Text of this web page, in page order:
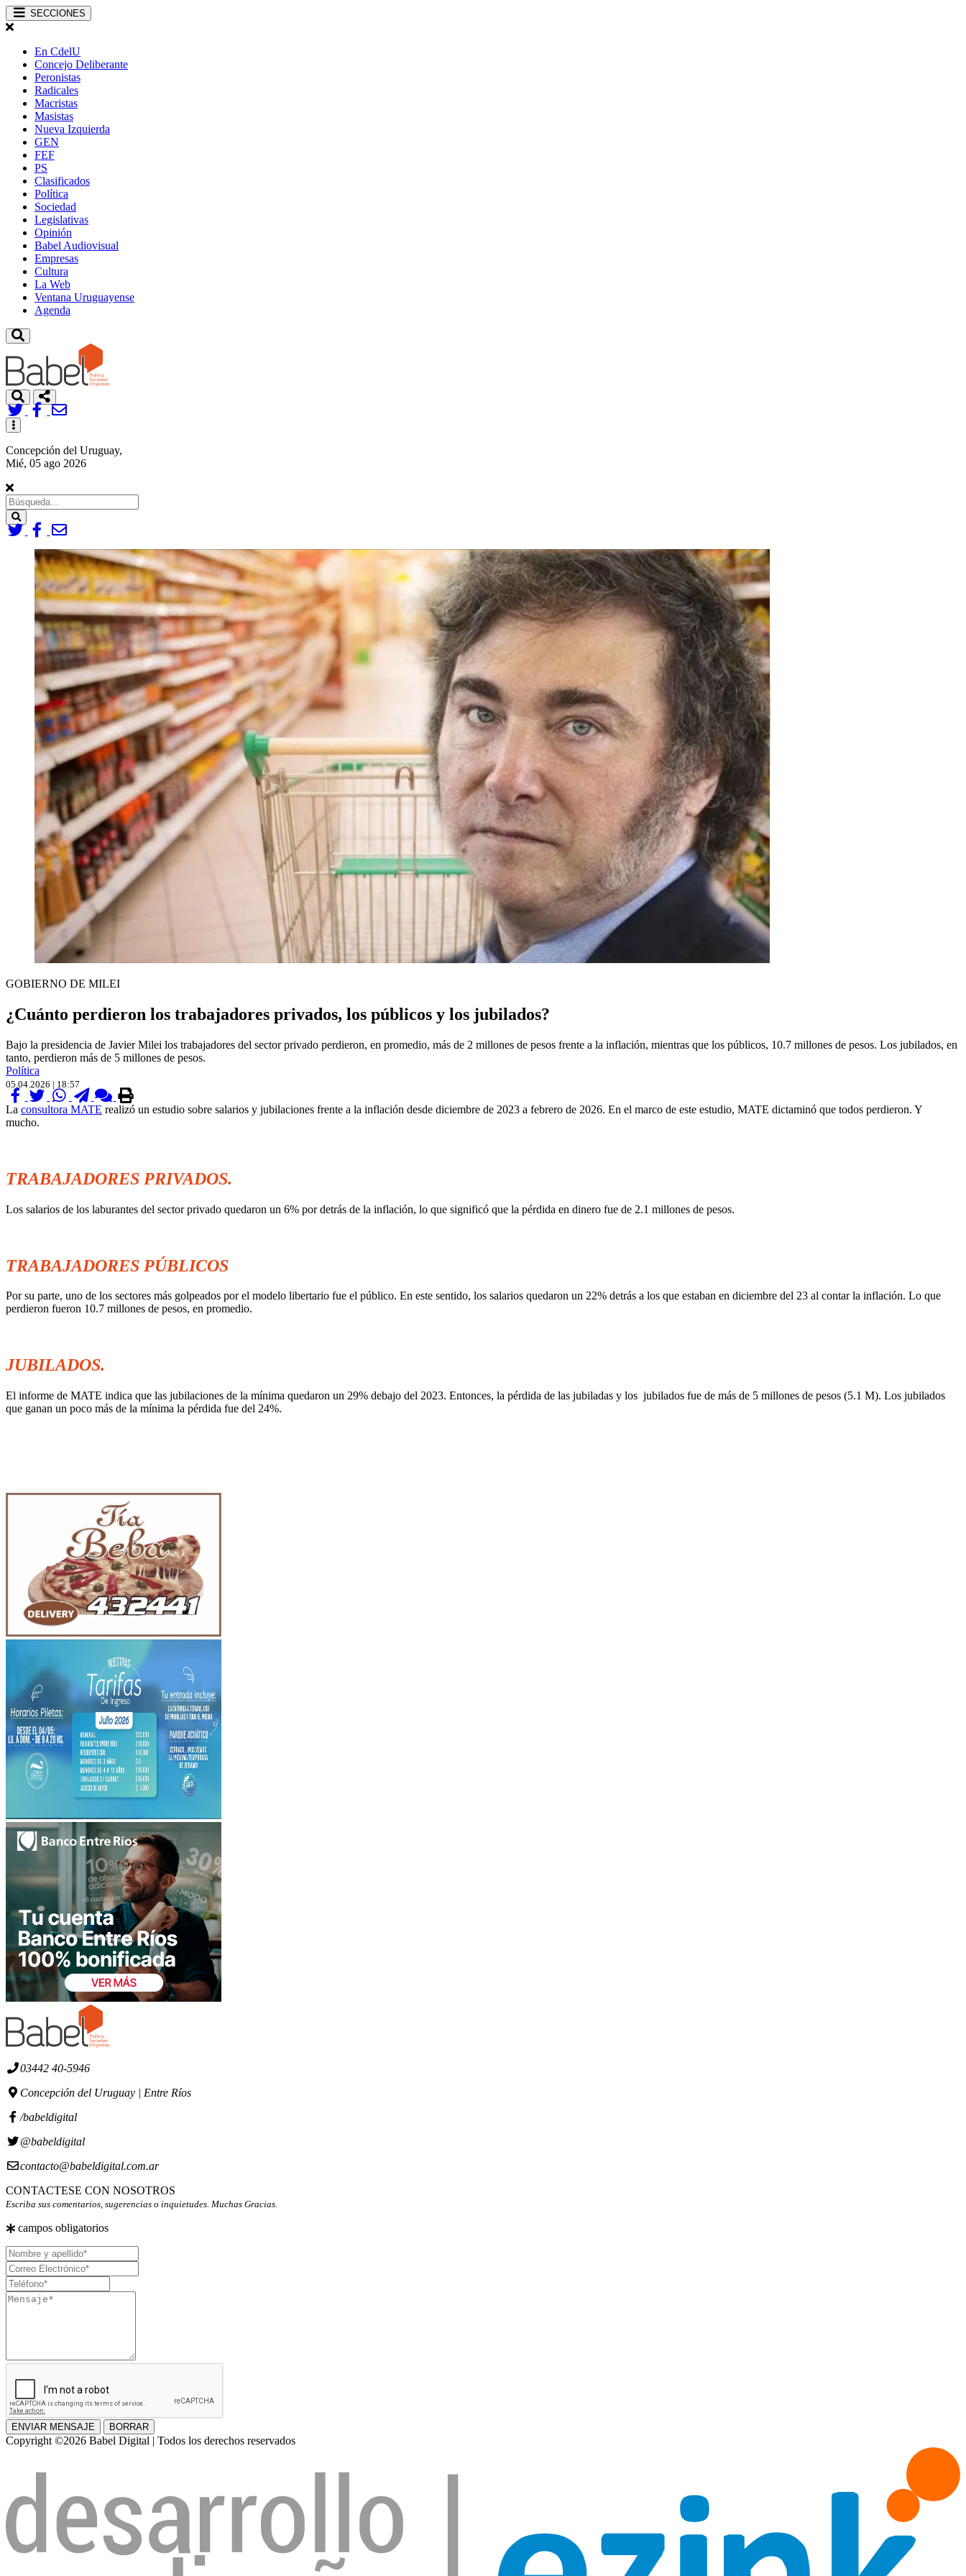
SECCIONES
En CdelU
Concejo Deliberante
Peronistas
Radicales
Macristas
Masistas
Nueva Izquierda
GEN
FEF
PS
Clasificados
Política
Sociedad
Legislativas
Opinión
Babel Audiovisual
Empresas
Cultura
La Web
Ventana Uruguayense
Agenda
Toggle
navigation
Concepción del Uruguay,
Mié, 05 ago 2026
Search
GOBIERNO DE MILEI
¿Cuánto perdieron los trabajadores privados, los públicos y los jubilados?
Bajo la presidencia de Javier Milei los trabajadores del sector privado perdieron, en promedio, más de 2 millones de pesos frente a la inflación, mientras que los públicos, 10.7 millones de pesos. Los jubilados, en
tanto, perdieron más de 5 millones de pesos.
Política
05.04.2026 | 18:57
La consultora MATE realizó un estudio sobre salarios y jubilaciones frente a la inflación desde diciembre de 2023 a febrero de 2026. En el marco de este estudio, MATE dictaminó que todos perdieron. Y
mucho.
TRABAJADORES PRIVADOS.
Los salarios de los laburantes del sector privado quedaron un 6% por detrás de la inflación, lo que significó que la pérdida en dinero fue de 2.1 millones de pesos.
TRABAJADORES PÚBLICOS
Por su parte, uno de los sectores más golpeados por el modelo libertario fue el público. En este sentido, los salarios quedaron un 22% detrás a los que estaban en diciembre del 23 al contar la inflación. Lo que
perdieron fueron 10.7 millones de pesos, en promedio.
JUBILADOS.
El informe de MATE indica que las jubilaciones de la mínima quedaron un 29% debajo del 2023. Entonces, la pérdida de las jubiladas y los jubilados fue de más de 5 millones de pesos (5.1 M). Los jubilados
que ganan un poco más de la mínima la pérdida fue del 24%.
03442 40-5946
Concepción del Uruguay | Entre Ríos
/babeldigital
@babeldigital
contacto@babeldigital.com.ar
CONTACTESE CON NOSOTROS
Escriba sus comentarios, sugerencias o inquietudes. Muchas Gracias.
campos obligatorios
Nombre
y
apellido
Correo
Electrónico
Teléfono
Mensaje
ENVIAR MENSAJE BORRAR
Copyright ©2026 Babel Digital | Todos los derechos reservados